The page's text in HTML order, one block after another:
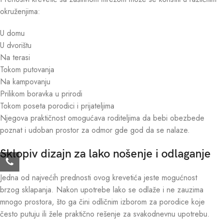
okruženjima:
U domu
U dvorištu
Na terasi
Tokom putovanja
Na kampovanju
Prilikom boravka u prirodi
Tokom poseta porodici i prijateljima
Njegova praktičnost omogućava roditeljima da bebi obezbede
poznat i udoban prostor za odmor gde god da se nalaze.
Sklopiv dizajn za lako nošenje i odlaganje
Jedna od najvećih prednosti ovog krevetića jeste mogućnost
brzog sklapanja. Nakon upotrebe lako se odlaže i ne zauzima
mnogo prostora, što ga čini odličnim izborom za porodice koje
često putuju ili žele praktično rešenje za svakodnevnu upotrebu.